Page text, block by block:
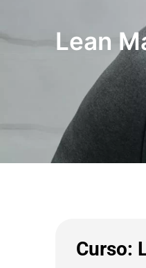
Lean
Curso: